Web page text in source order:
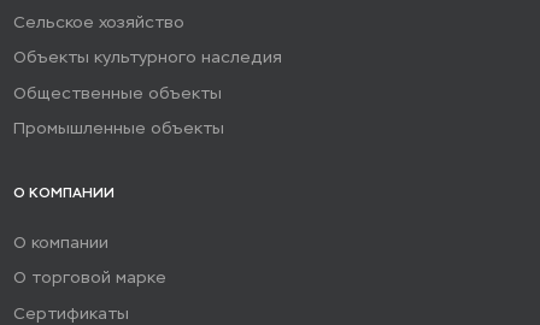
Сельское хозяйство
Объекты культурного наследия
Общественные объекты
Промышленные объекты
О КОМПАНИИ
О компании
О торговой марке
Сертификаты